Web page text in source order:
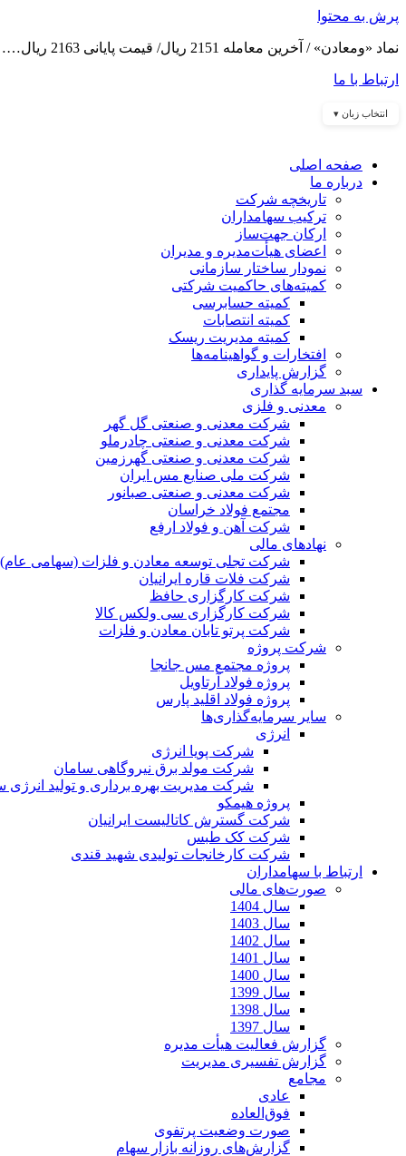
پرش به محتوا
نماد «ومعادن» / آخرین معامله 2151 ریال/ قیمت پایانی 2163 ریال……
ارتباط با ما
انتخاب زبان ▾
صفحه اصلی
درباره ما
تاریخچه شرکت
ترکیب سهامداران
ارکان جهت‌ساز
اعضای هیأت‌مدیره و مدیران
نمودار ساختار سازمانی
کمیته‌های حاکمیت شرکتی
کمیته حسابرسی
کمیته انتصابات
کمیته مدیریت ریسک
افتخارات و گواهینامه‌ها
گزارش پایداری
سبد سرمایه گذاری
معدنی و فلزی
شرکت معدنی و صنعتی گل گهر
شرکت معدنی و صنعتی چادرملو
شرکت معدنی و صنعتی گهرزمین
شرکت ملی صنایع مس ایران
شرکت معدنی و صنعتی صبانور
مجتمع فولاد خراسان
شرکت آهن و فولاد ارفع
نهادهای مالی
شرکت تجلی توسعه معادن و فلزات (سهامی عام)
شرکت فلات قاره ایرانیان
شرکت کارگزاری حافظ
شرکت کارگزاری سی ولکس کالا
شرکت پرتو تابان معادن و فلزات
شرکت پروژه
پروژه مجتمع مس جانجا
پروژه فولاد آرتاویل
پروژه فولاد اقلید پارس
سایر سرمایه‌گذاری‌ها
انرژی
شرکت پویا انرژی
شرکت مولد برق نیروگاهی سامان
شرکت مدیریت بهره برداری و تولید انرژی
پروژه هیمکو
شرکت گسترش کاتالیست ایرانیان
شرکت کک طبس
شرکت کارخانجات تولیدی شهید قندی
ارتباط با سهامداران
صورت‌های مالی
سال 1404
سال 1403
سال 1402
سال 1401
سال 1400
سال 1399
سال 1398
سال 1397
گزارش فعالیت هیأت مدیره
گزارش تفسیری مدیریت
مجامع
عادی
فوق‌العاده
صورت وضعیت پرتفوی
گزارش‌های روزانه بازار سهام